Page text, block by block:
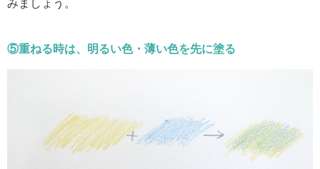
みましょう。
⑤重ねる時は、明るい色・薄い色を先に塗る